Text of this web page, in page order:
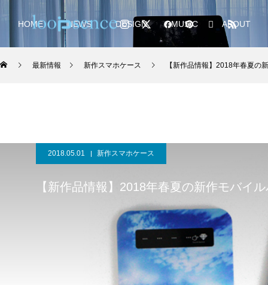
HOME NEWS DESIGN MUSIC ABOUT
最新情報 新作スマホケース 【新作品情報】2018年春夏の
2018.05.01 新作スマホケース
【新作品情報】2018年春夏の新作モバイ